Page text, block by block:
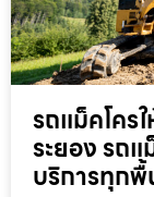
รถแม็คโคร
ระยอง รถแ
บริการทุก